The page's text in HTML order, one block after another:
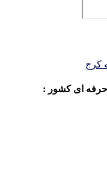
حرفه ای کشور :